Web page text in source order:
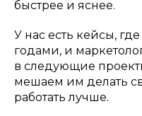
быстрее и яснее.
У нас есть кейсы,
годами, и
в следующие
мешаем им делать
работать лучше.